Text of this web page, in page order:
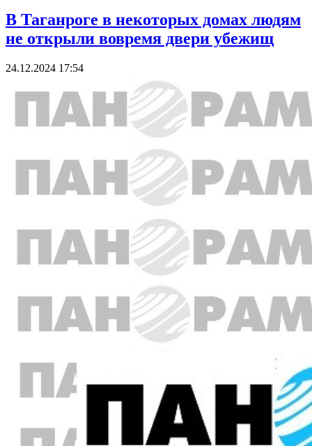
В Таганроге в некоторых домах людям
не открыли вовремя двери убежищ
24.12.2024 17:54